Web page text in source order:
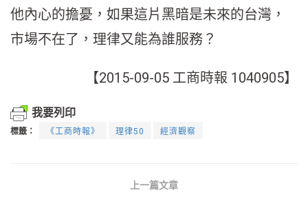
他內心的擔憂，如果這片黑暗是未來的台灣，
市場不在了，理律又能為誰服務？
【2015-09-05 工商時報 1040905】
我要列印
標籤： 《工商時報》 理律50 經濟觀察
上一篇文章